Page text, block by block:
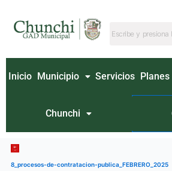
contenido
Inicio Municipio Servicios Planes
Chunchi
8_procesos-de-contratacion-publica_FEBRERO_2025